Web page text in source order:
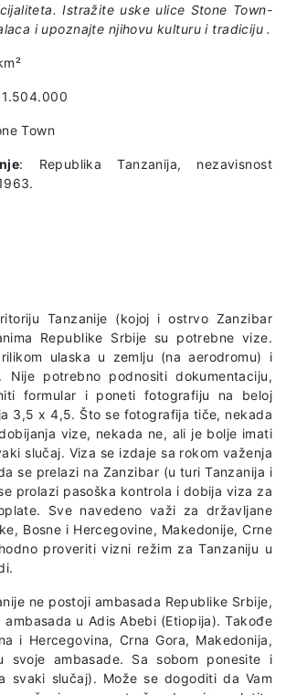
Istražite uske ulice Stone Town-
i upoznajte njihovu kulturu i tradiciju .
1.504.000
Town
: Republika Tanzanija, nezavisnost
Tanzanije (kojoj i ostrvo Zanzibar
Republike Srbije su potrebne vize.
ulaska u zemlju (na aerodromu) i
Nije potrebno podnositi dokumentaciju,
formular i poneti fotografiju na beloj
3,5 x 4,5. Što se fotografija tiče, nekada
vize, nekada ne, ali je bolje imati
slučaj. Viza se izdaje sa rokom važenja
se prelazi na Zanzibar (u turi Tanzanija i
prolazi pasoška kontrola i dobija viza za
Sve navedeno važi za državljane
Bosne i Hercegovine, Makedonije, Crne
proveriti vizni režim za Tanzaniju u
ne postoji ambasada Republike Srbije,
u Adis Abebi (Etiopija). Takođe
i Hercegovina, Crna Gora, Makedonija,
svoje ambasade. Sa sobom ponesite i
svaki slučaj). Može se dogoditi da Vam